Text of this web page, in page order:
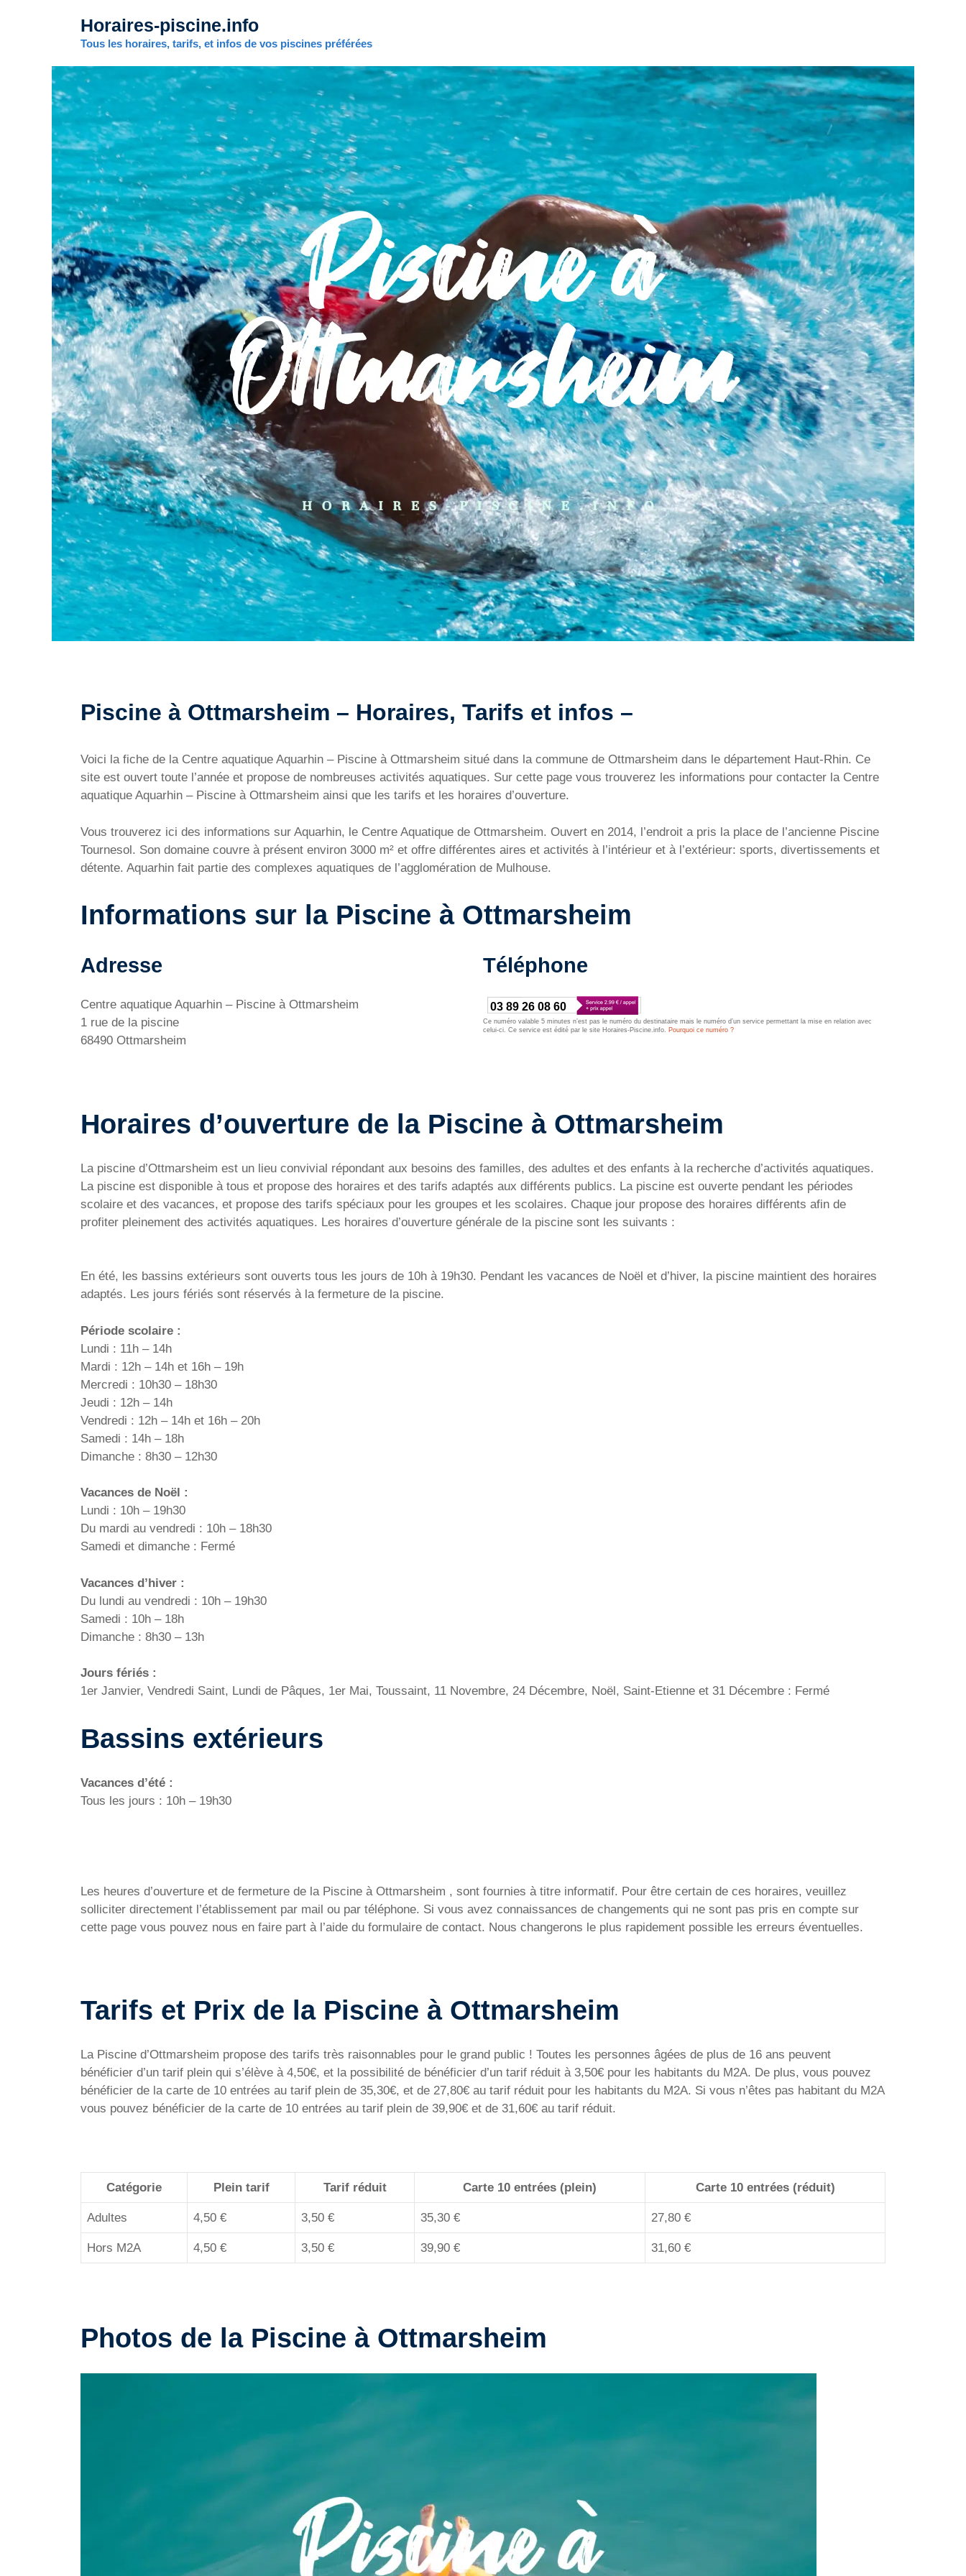
Horaires-piscine.info
Tous les horaires, tarifs, et infos de vos piscines préférées
Piscine à Ottmarsheim – Horaires, Tarifs et infos –
Voici la fiche de la Centre aquatique Aquarhin – Piscine à Ottmarsheim situé dans la commune de Ottmarsheim dans le département Haut-Rhin. Ce
site est ouvert toute l’année et propose de nombreuses activités aquatiques. Sur cette page vous trouverez les informations pour contacter la Centre
aquatique Aquarhin – Piscine à Ottmarsheim ainsi que les tarifs et les horaires d’ouverture.
Vous trouverez ici des informations sur Aquarhin, le Centre Aquatique de Ottmarsheim. Ouvert en 2014, l’endroit a pris la place de l’ancienne Piscine
Tournesol. Son domaine couvre à présent environ 3000 m² et offre différentes aires et activités à l’intérieur et à l’extérieur: sports, divertissements et
détente. Aquarhin fait partie des complexes aquatiques de l’agglomération de Mulhouse.
Informations sur la Piscine à Ottmarsheim
Adresse
Centre aquatique Aquarhin – Piscine à Ottmarsheim
1 rue de la piscine
68490 Ottmarsheim
Téléphone
03 89 26 08 60
Ce numéro valable 5 minutes n’est pas le numéro du destinataire mais le numéro d’un service permettant la mise en relation avec
celui-ci. Ce service est édité par le site Horaires-Piscine.info. Pourquoi ce numéro ?
Horaires d’ouverture de la Piscine à Ottmarsheim
La piscine d’Ottmarsheim est un lieu convivial répondant aux besoins des familles, des adultes et des enfants à la recherche d’activités aquatiques.
La piscine est disponible à tous et propose des horaires et des tarifs adaptés aux différents publics. La piscine est ouverte pendant les périodes
scolaire et des vacances, et propose des tarifs spéciaux pour les groupes et les scolaires. Chaque jour propose des horaires différents afin de
profiter pleinement des activités aquatiques. Les horaires d’ouverture générale de la piscine sont les suivants :
En été, les bassins extérieurs sont ouverts tous les jours de 10h à 19h30. Pendant les vacances de Noël et d’hiver, la piscine maintient des horaires
adaptés. Les jours fériés sont réservés à la fermeture de la piscine.
Période scolaire :
Lundi : 11h – 14h
Mardi : 12h – 14h et 16h – 19h
Mercredi : 10h30 – 18h30
Jeudi : 12h – 14h
Vendredi : 12h – 14h et 16h – 20h
Samedi : 14h – 18h
Dimanche : 8h30 – 12h30
Vacances de Noël :
Lundi : 10h – 19h30
Du mardi au vendredi : 10h – 18h30
Samedi et dimanche : Fermé
Vacances d’hiver :
Du lundi au vendredi : 10h – 19h30
Samedi : 10h – 18h
Dimanche : 8h30 – 13h
Jours fériés :
1er Janvier, Vendredi Saint, Lundi de Pâques, 1er Mai, Toussaint, 11 Novembre, 24 Décembre, Noël, Saint-Etienne et 31 Décembre : Fermé
Bassins extérieurs
Vacances d’été :
Tous les jours : 10h – 19h30
Les heures d’ouverture et de fermeture de la Piscine à Ottmarsheim , sont fournies à titre informatif. Pour être certain de ces horaires, veuillez
solliciter directement l’établissement par mail ou par téléphone. Si vous avez connaissances de changements qui ne sont pas pris en compte sur
cette page vous pouvez nous en faire part à l’aide du formulaire de contact. Nous changerons le plus rapidement possible les erreurs éventuelles.
Tarifs et Prix de la Piscine à Ottmarsheim
La Piscine d’Ottmarsheim propose des tarifs très raisonnables pour le grand public ! Toutes les personnes âgées de plus de 16 ans peuvent
bénéficier d’un tarif plein qui s’élève à 4,50€, et la possibilité de bénéficier d’un tarif réduit à 3,50€ pour les habitants du M2A. De plus, vous pouvez
bénéficier de la carte de 10 entrées au tarif plein de 35,30€, et de 27,80€ au tarif réduit pour les habitants du M2A. Si vous n’êtes pas habitant du M2A
vous pouvez bénéficier de la carte de 10 entrées au tarif plein de 39,90€ et de 31,60€ au tarif réduit.
Catégorie Plein tarif Tarif réduit Carte 10 entrées (plein) Carte 10 entrées (réduit)
Adultes 4,50 € 3,50 € 35,30 € 27,80 €
Hors M2A 4,50 € 3,50 € 39,90 € 31,60 €
Photos de la Piscine à Ottmarsheim